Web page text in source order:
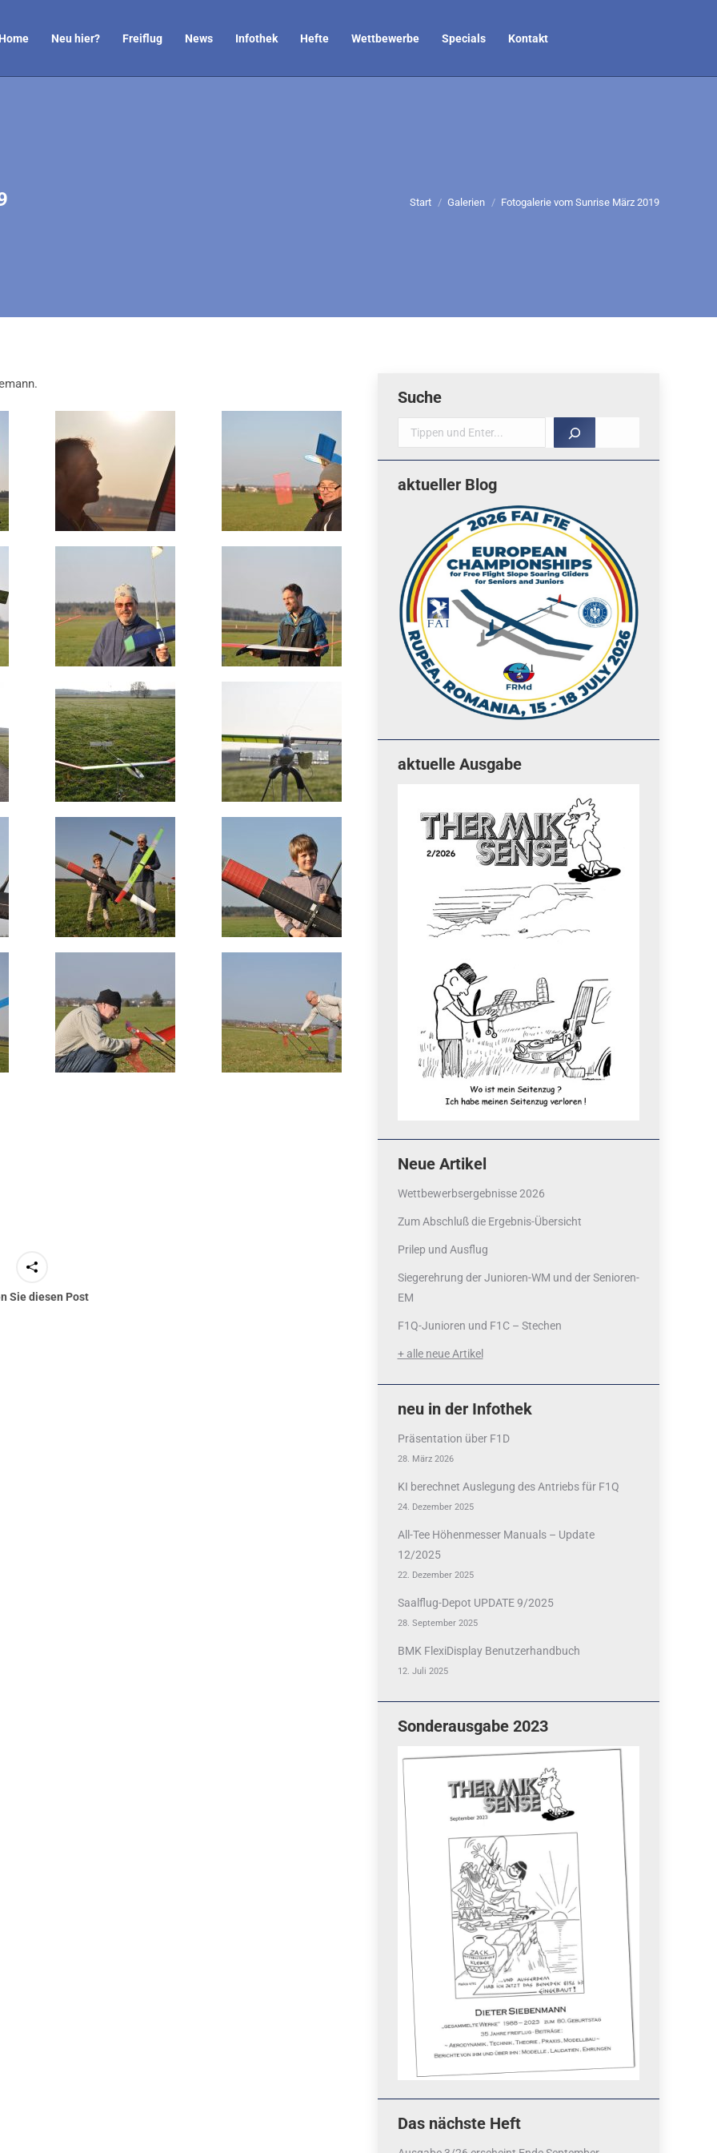
Neu hier? Freiflug News Infothek Hefte Wettbewerbe Specials Kontakt
Sie befinden sich hier:
Start Galerien Fotogalerie vom Sunrise März 2019
Sie diesen Post
Suche
Suche
aktueller Blog
aktuelle Ausgabe
Neue Artikel
Wettbewerbsergebnisse 2026
Zum Abschluß die Ergebnis-Übersicht
Prilep und Ausflug
Siegerehrung der Junioren-WM und der Senioren-
EM
F1Q-Junioren und F1C – Stechen
+ alle neue Artikel
neu in der Infothek
Präsentation über F1D
28. März 2026
KI berechnet Auslegung des Antriebs für F1Q
24. Dezember 2025
All-Tee Höhenmesser Manuals – Update
12/2025
22. Dezember 2025
Saalflug-Depot UPDATE 9/2025
28. September 2025
BMK FlexiDisplay Benutzerhandbuch
12. Juli 2025
Sonderausgabe 2023
Das nächste Heft
Instagram
Quicklinks
News
Termine
Ergebnisse
bezahlen mit / pay by
PayPal
Datenschutzerklärung
Cookie-Richtlinie (EU)